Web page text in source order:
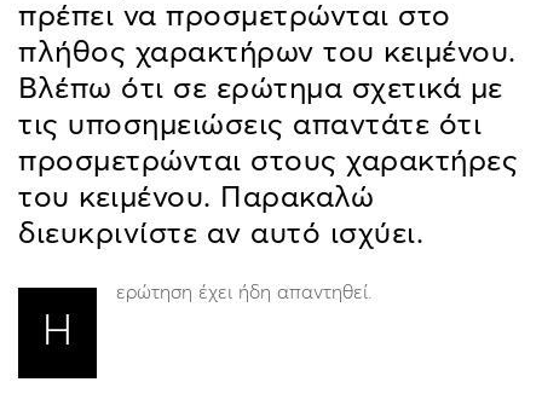
πρέπει να προσμετρώνται στο
πλήθος χαρακτήρων του κειμένου.
Βλέπω ότι σε ερώτημα σχετικά με
τις υποσημειώσεις απαντάτε ότι
προσμετρώνται στους χαρακτήρες
του κειμένου. Παρακαλώ
διευκρινίστε αν αυτό ισχύει.
Η
ερώτηση έχει ήδη απαντηθεί.